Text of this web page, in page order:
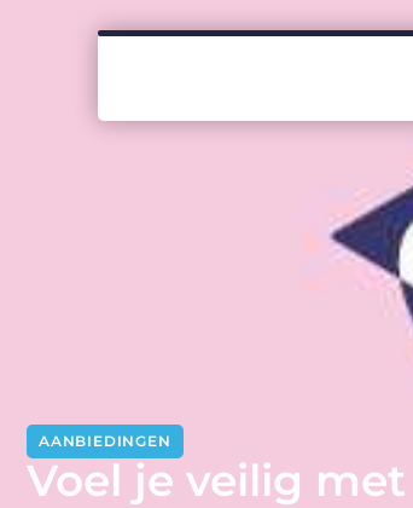
AANBIEDINGEN
Voel je veilig